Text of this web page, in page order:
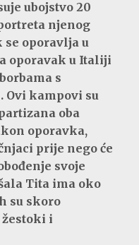
ubojstvo 20
njenog
se oporavlja u
oporavak u Italiji
s
Ovi kampovi su
oba
oporavka,
prije nego će
svoje
Tita ima oko
su skoro
žestoki i